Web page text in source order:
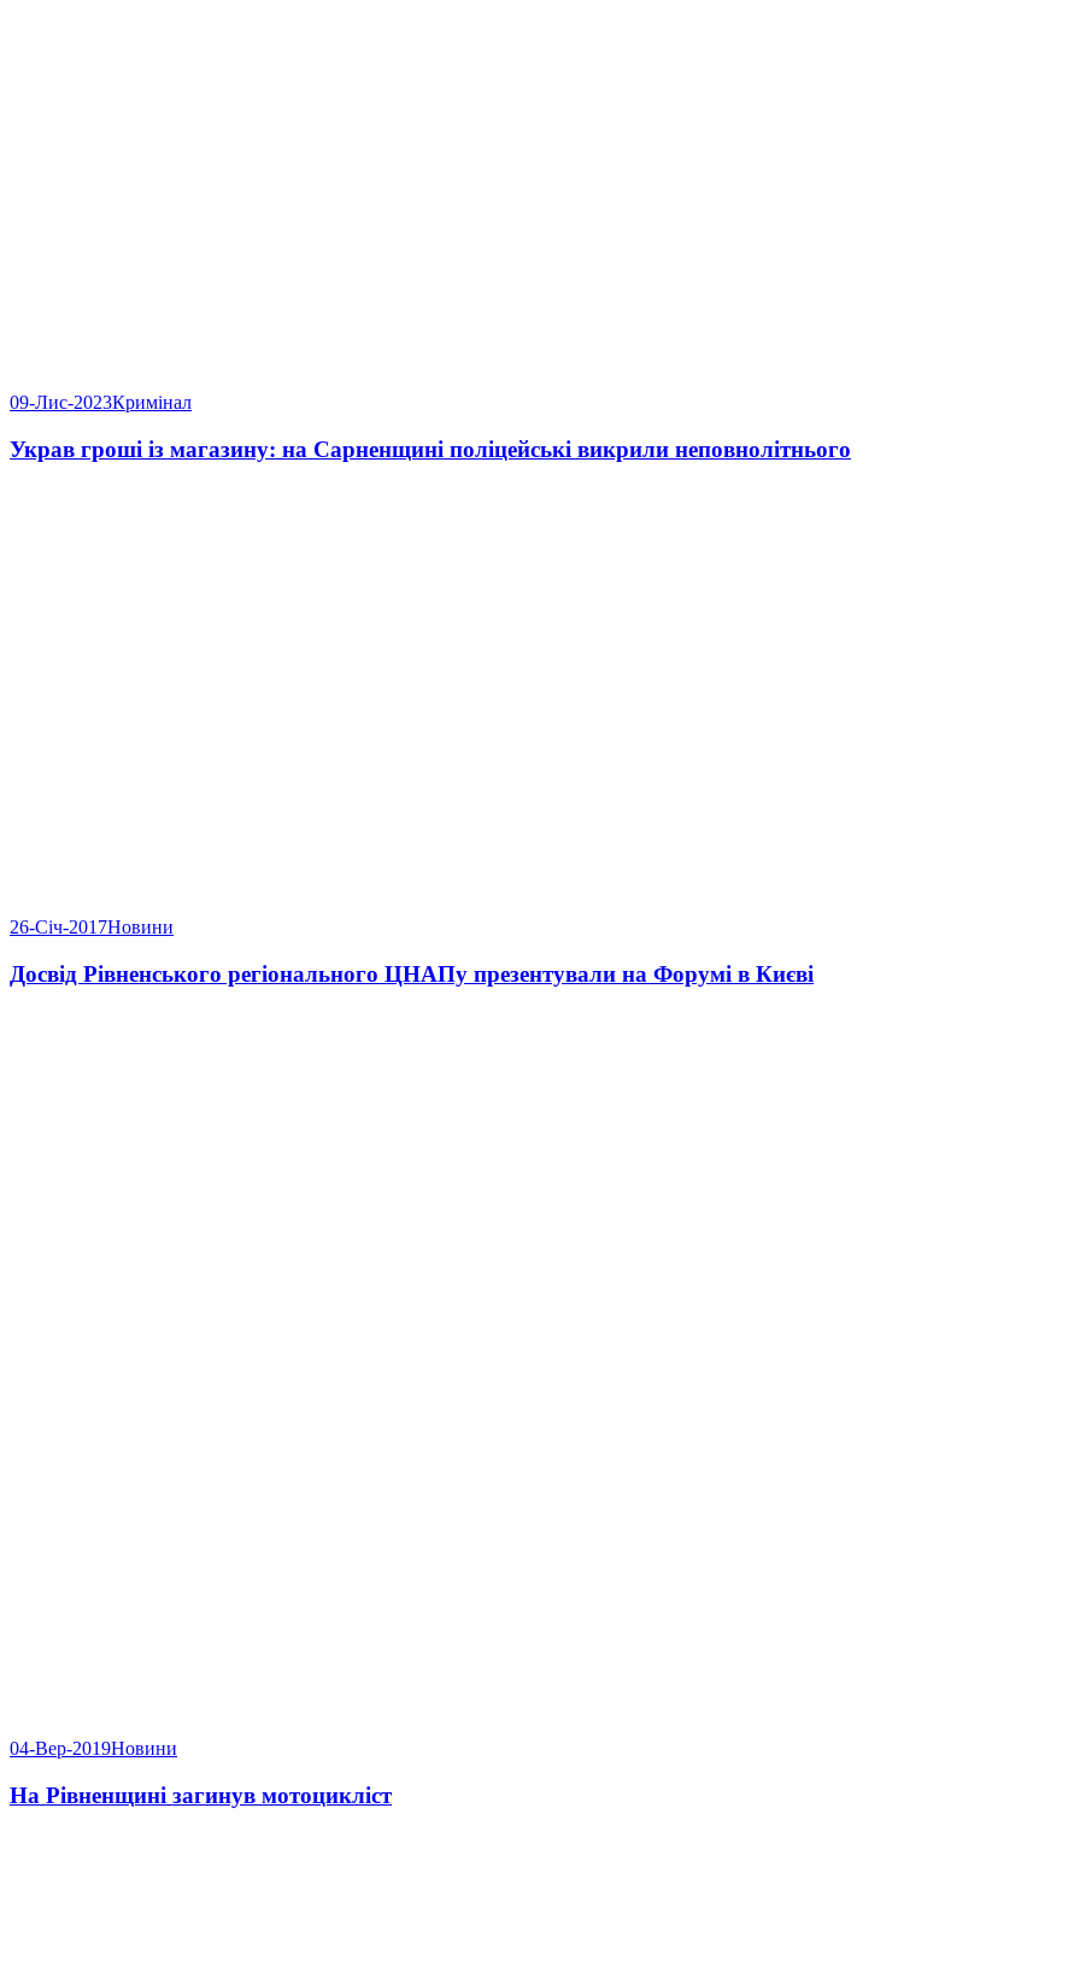
09-Лис-2023Кримінал
Украв гроші із магазину: на Сарненщині поліцейські викрили неповнолітнього
26-Січ-2017Новини
Досвід Рівненського регіонального ЦНАПу презентували на Форумі в Києві
04-Вер-2019Новини
На Рівненщині загинув мотоцикліст